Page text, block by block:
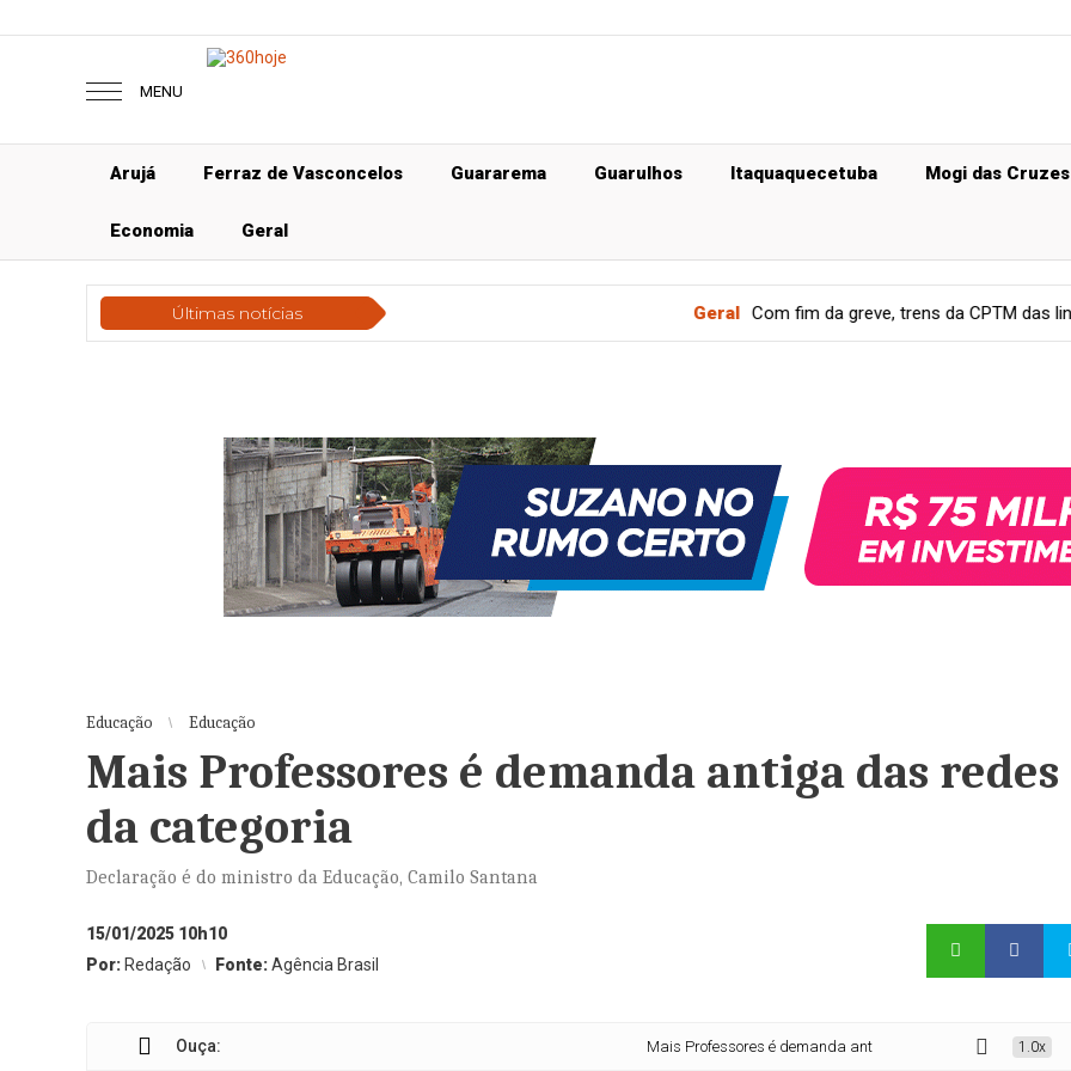
MENU
Arujá Ferraz de Vasconcelos Guararema Guarulhos Itaquaquecetuba Mogi das Cruzes
Economia Geral
Últimas notícias Com fim da greve, trens da CPTM das linhas 11, 12 e
Educação Educação
Mais Professores é demanda antiga das redes
da categoria
Declaração é do ministro da Educação, Camilo Santana
15/01/2025 10h10
Por: Redação Fonte:Agência Brasil
Ouça: Mais Professores é demanda antiga das redes e da categoria
1.0x